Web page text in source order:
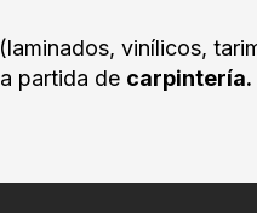
(laminados, vinílicos,
partida de carpintería.